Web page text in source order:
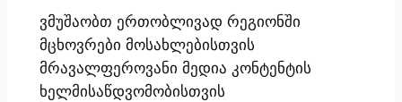
ვმუშაობთ ერთობლივად რეგიონში
მცხოვრები მოსახლებისთვის
მრავალფეროვანი მედია კონტენტის
ხელმისაწდვომობისთვის